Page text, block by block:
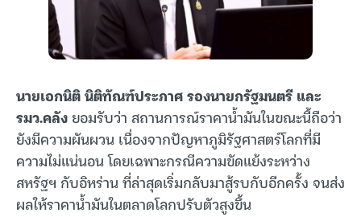
นายเอกนิติ นิติทัณฑ์ประภาศ รองนายกรัฐมนตรี และ
รมว.คลัง ยอมรับว่า สถานการณ์ราคาน้ำมันในขณะนี้ถือว่า
ยังมีความผันผวน เนื่องจากปัญหาภูมิรัฐศาสตร์โลกที่มี
ความไม่แน่นอน โดยเฉพาะกรณีความขัดแย้งระหว่าง
สหรัฐฯ กับอิหร่าน ที่ล่าสุดเริ่มกลับมาสู้รบกับอีกครั้ง จนส่ง
ผลให้ราคาน้ำมันในตลาดโลกปรับตัวสูงขึ้น